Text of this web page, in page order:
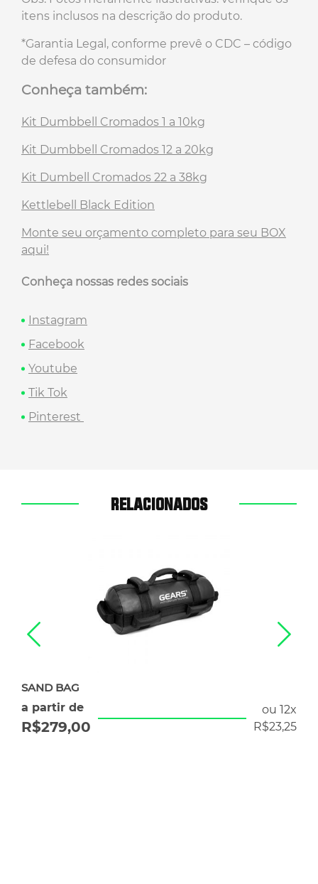
itens inclusos na descrição do produto.
*Garantia Legal, conforme prevê o CDC – código
de defesa do consumidor
Conheça também:
Kit Dumbbell Cromados 1 a 10kg
Kit Dumbbell Cromados 12 a 20kg
Kit Dumbell Cromados 22 a 38kg
Kettlebell Black Edition
Monte seu orçamento completo para seu BOX
aqui!
Conheça nossas redes sociais
Instagram
Facebook
Youtube
Tik Tok
Pinterest
RELACIONADOS
SAND BAG
ou 12x
R$23,25
a partir de
R$279,00